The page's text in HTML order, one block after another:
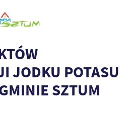
JODKU POTASU
SZTUM